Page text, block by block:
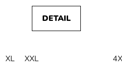
DETAIL
XL XXL